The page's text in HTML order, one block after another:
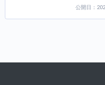
公開日：